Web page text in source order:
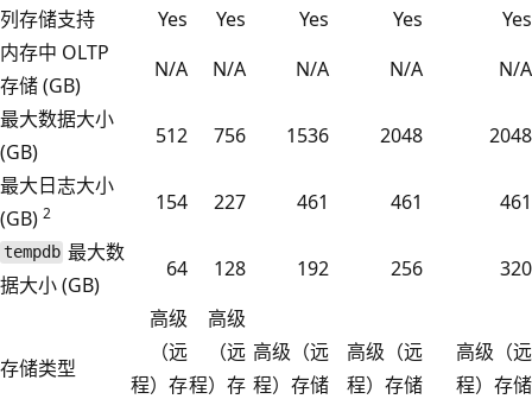
列存储支持
Yes Yes Yes Yes
Yes
内存中 OLTP
存储 (GB)
N/A N/A N/A N/A
N/A
最大数据大小
(GB)
512 756 1536 2048
2048
最大日志大小
(GB) 2 154 227 461 461 461
tempdb 最大数
据大小 (GB)
64 128 192 256 320
存储类型
高级
（远
程）存
高级
（远
程）存
高级（远
程）存储
高级（远
程）存储
高级（远
程）存储